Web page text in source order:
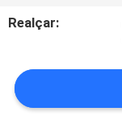
PEÇA
CITAÇÕES
Realçar: